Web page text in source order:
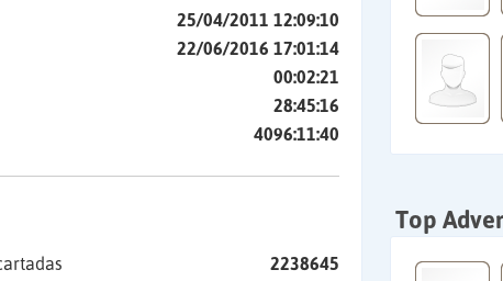
25/04/2011 12:09:10
22/06/2016 17:01:14
00:02:21
28:45:16
4096:11:40
2238645
Top